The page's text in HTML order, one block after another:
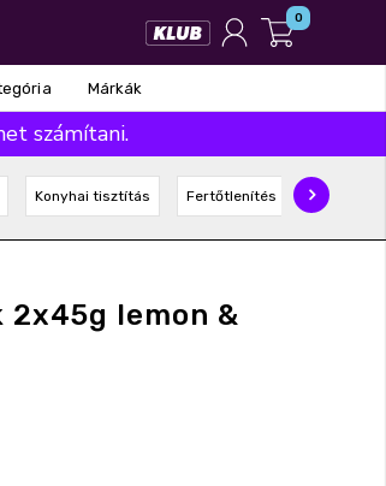
0
Márkák
számítani.
Konyhai tisztítás Fertőtlenítés Speciális
lemon &